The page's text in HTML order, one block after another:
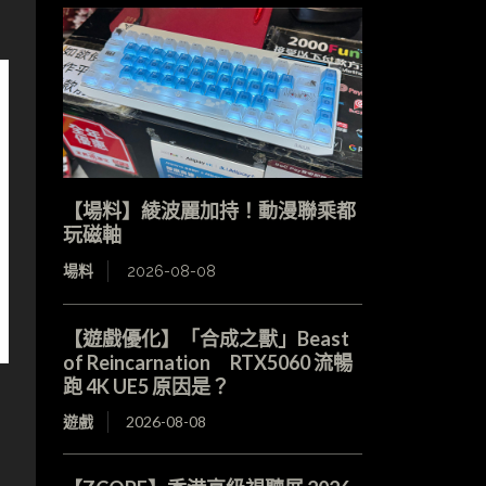
【場料】綾波麗加持！動漫聯乘都
玩磁軸
場料 2026-08-08
【遊戲優化】「合成之獸」Beast
of Reincarnation RTX5060 流暢
跑 4K UE5 原因是？
遊戲 2026-08-08